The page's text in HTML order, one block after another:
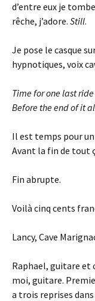
d’entre eux je
rêche, j’adore. Still.
Je pose le casque
hypnotiques, voix
Time for one last ride
Before the end of it
Il est temps pour
Avant la fin de tout
Fin abrupte.
Voilà cinq cents
Lancy, Cave
Raphael, guitare et
moi, guitare.
a trois reprises